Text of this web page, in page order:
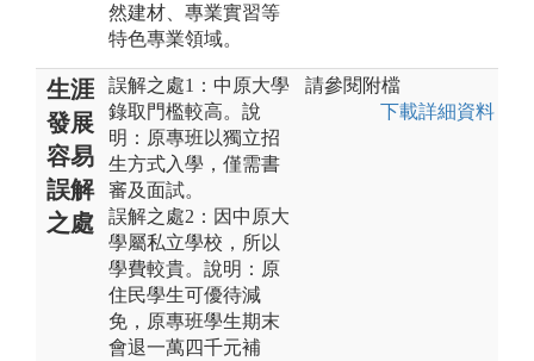
然建材、專業實習等
特色專業領域。
生涯
發展
容易
誤解
之處
誤解之處1：中原大學
錄取門檻較高。說
明：原專班以獨立招
生方式入學，僅需書
審及面試。
誤解之處2：因中原大
學屬私立學校，所以
學費較貴。說明：原
住民學生可優待減
免，原專班學生期末
會退一萬四千元補
請參閱附檔
下載詳細資料